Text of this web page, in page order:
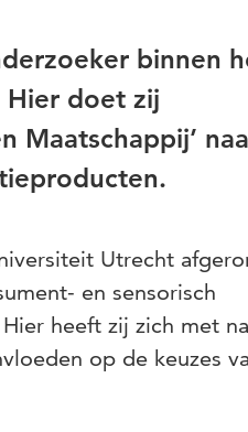
binnen
Hier doet zij
Maatschappij’
Utrecht
en sensorisch
Hier heeft zij zich met
op de keuzes